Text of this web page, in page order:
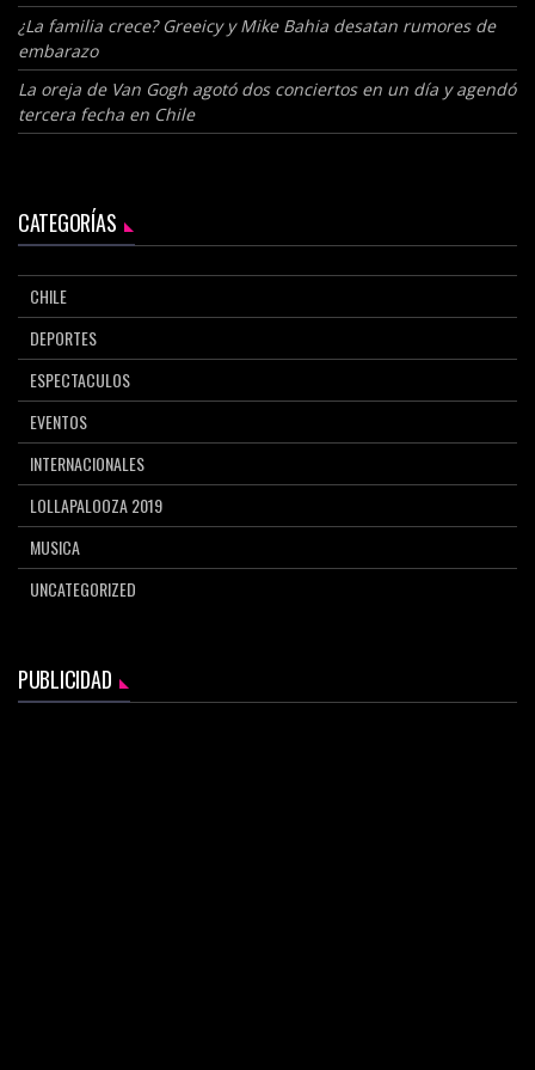
¿La familia crece? Greeicy y Mike Bahia desatan rumores de
embarazo
La oreja de Van Gogh agotó dos conciertos en un día y agendó
tercera fecha en Chile
CATEGORÍAS
CHILE
DEPORTES
ESPECTACULOS
EVENTOS
INTERNACIONALES
LOLLAPALOOZA 2019
MUSICA
UNCATEGORIZED
PUBLICIDAD